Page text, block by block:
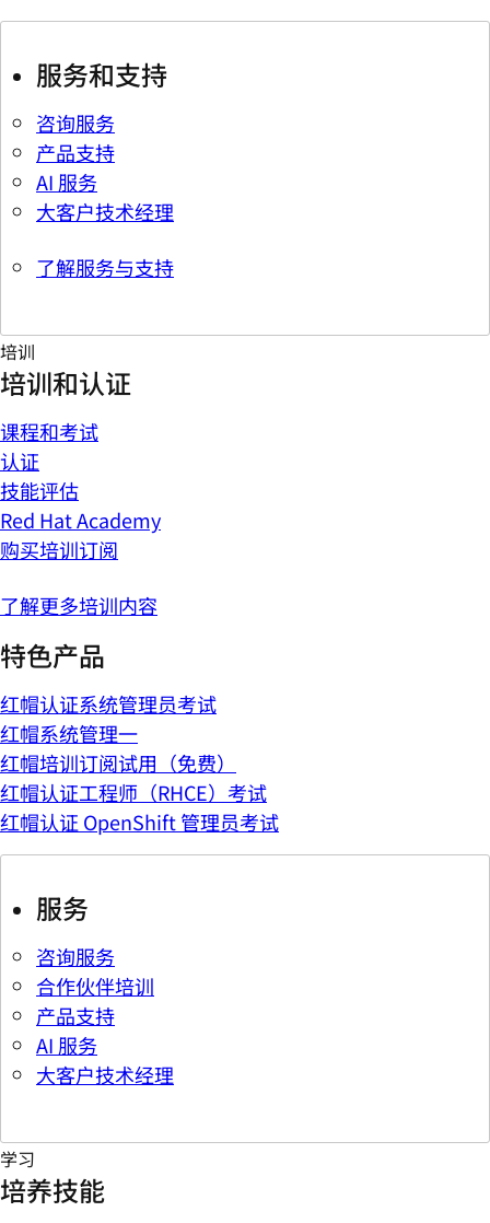
服务和支持
咨询服务
产品支持
AI 服务
大客户技术经理
了解服务与支持
培训
培训和认证
课程和考试
认证
技能评估
Red Hat Academy
购买培训订阅
了解更多培训内容
特色产品
红帽认证系统管理员考试
红帽系统管理一
红帽培训订阅试用（免费）
红帽认证工程师（RHCE）考试
红帽认证 OpenShift 管理员考试
服务
咨询服务
合作伙伴培训
产品支持
AI 服务
大客户技术经理
学习
培养技能